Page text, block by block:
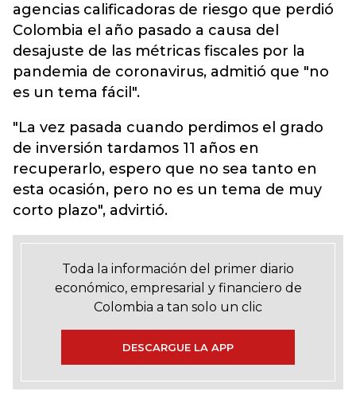
agencias calificadoras de riesgo que perdió
Colombia el año pasado a causa del
desajuste de las métricas fiscales por la
pandemia de coronavirus, admitió que "no
es un tema fácil".
"La vez pasada cuando perdimos el grado
de inversión tardamos 11 años en
recuperarlo, espero que no sea tanto en
esta ocasión, pero no es un tema de muy
corto plazo", advirtió.
Toda la información del primer diario
económico, empresarial y financiero de
Colombia a tan solo un clic
DESCARGUE LA APP